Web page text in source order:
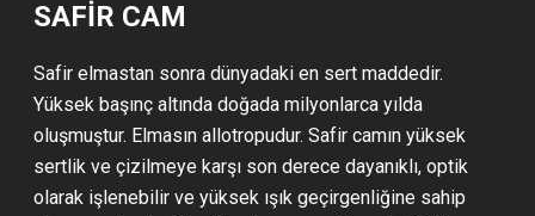
SAFİR CAM
Safir elmastan sonra dünyadaki en sert maddedir.
Yüksek başınç altında doğada milyonlarca yılda
oluşmuştur. Elmasın allotropudur. Safir camın yüksek
sertlik ve çizilmeye karşı son derece dayanıklı, optik
olarak işlenebilir ve yüksek ışık geçirgenliğine sahip